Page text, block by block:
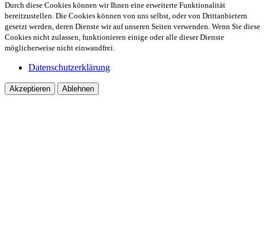
Durch diese Cookies können wir Ihnen eine erweiterte Funktionalität
bereitzustellen. Die Cookies können von uns selbst, oder von Drittanbietern
gesetzt werden, deren Dienste wir auf unseren Seiten verwenden. Wenn Sie diese
Cookies nicht zulassen, funktionieren einige oder alle dieser Dienste
möglicherweise nicht einwandfrei.
Datenschutzerklärung
Akzeptieren Ablehnen